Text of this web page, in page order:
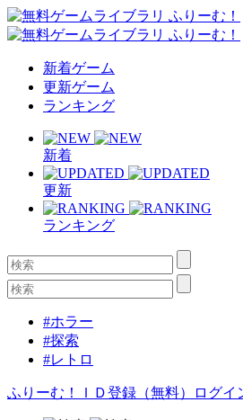
新着ゲーム
更新ゲーム
ランキング
新着
更新
ランキング
#ホラー
#探索
#レトロ
ふりーむ！ＩＤ登録（無料） ログイ